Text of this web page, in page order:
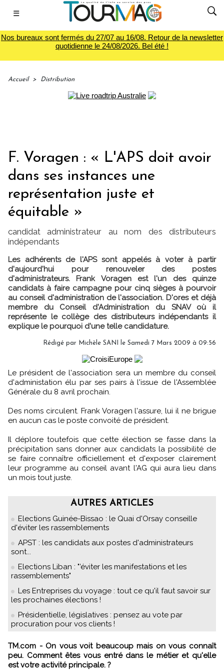
☰
Nos bureaux sont fermés du 27/07 au 16/08. Retour de la newsletter
quotidienne le 24/08/2026. Bel été !
Accueil > Distribution
F. Voragen : « L'APS doit avoir
dans ses instances une
représentation juste et
équitable »
candidat administrateur au nom des distributeurs
indépendants
Les adhérents de l'APS sont appelés à voter à partir
d'aujourd'hui pour renouveler des postes
d'administrateurs. Frank Voragen est l'un des quinze
candidats à faire campagne pour cinq sièges à pourvoir
au conseil d'administration de l'association. D'ores et déjà
membre du Conseil d'Administration du SNAV où il
représente le collège des distributeurs indépendants il
explique le pourquoi d'une telle candidature.
Rédigé par Michèle SANI le Samedi 7 Mars 2009 à 09:56
Le président de l'association sera un membre du conseil
d'administation élu par ses pairs à l'issue de l'Assemblée
Générale du 8 avril prochain.
Des noms circulent. Frank Voragen l'assure, lui il ne brigue
en aucun cas le poste convoité de président.
Il déplore toutefois que cette élection se fasse dans la
précipitation sans donner aux candidats la possibilité de
se faire connaître officiellement et d'exposer clairement
leur programme au conseil avant l'AG qui aura lieu dans
un mois tout juste.
AUTRES ARTICLES
Elections Guinée-Bissao : le Quai d'Orsay conseille
d'éviter les rassemblements
APST : les candidats aux postes d'administrateurs
sont...
Elections Liban : "’éviter les manifestations et les
rassemblements"
Les Entreprises du voyage : tout ce qu'il faut savoir sur
les prochaines élections !
Présidentielle, législatives : pensez au vote par
procuration pour vos clients !
TM.com - On vous voit beaucoup mais on vous connaît
peu. Comment êtes vous entré dans le métier et qu'elle
est votre activité principale. ?